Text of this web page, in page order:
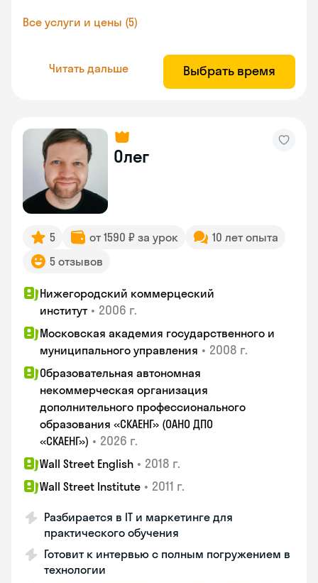
Все услуги и цены (5)
Читать дальше Выбрать время
Олег
5 от 1590 ₽ за урок
10 лет опыта
5 отзывов
Нижегородский коммерцеский
институт • 2006 г.
Московская академия государственного и
муниципального управления • 2008 г.
Образовательная автономная
некоммерческая организация
дополнительного профессионального
образования «СКАЕНГ» (ОАНО ДПО
«СКАЕНГ») • 2026 г.
Wall Street English • 2018 г.
Wall Street Institute • 2011 г.
Разбирается в IT и маркетинге для
практического обучения
Готовит к интервью с полным погружением в
технологии